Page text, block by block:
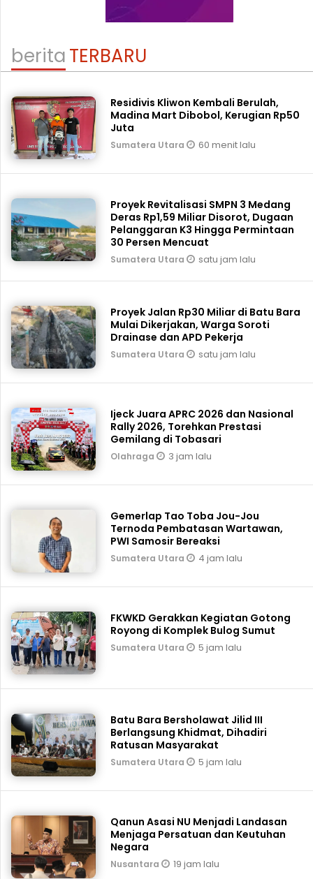
beritaTERBARU
Residivis Kliwon Kembali Berulah,
Madina Mart Dibobol, Kerugian Rp50
Juta
Sumatera Utara 60 menit lalu
Proyek Revitalisasi SMPN 3 Medang
Deras Rp1,59 Miliar Disorot, Dugaan
Pelanggaran K3 Hingga Permintaan
30 Persen Mencuat
Sumatera Utara satu jam lalu
Proyek Jalan Rp30 Miliar di Batu Bara
Mulai Dikerjakan, Warga Soroti
Drainase dan APD Pekerja
Sumatera Utara satu jam lalu
Ijeck Juara APRC 2026 dan Nasional
Rally 2026, Torehkan Prestasi
Gemilang di Tobasari
Olahraga 3 jam lalu
Gemerlap Tao Toba Jou-Jou
Ternoda Pembatasan Wartawan,
PWI Samosir Bereaksi
Sumatera Utara 4 jam lalu
FKWKD Gerakkan Kegiatan Gotong
Royong di Komplek Bulog Sumut
Sumatera Utara 5 jam lalu
Batu Bara Bersholawat Jilid III
Berlangsung Khidmat, Dihadiri
Ratusan Masyarakat
Sumatera Utara 5 jam lalu
Qanun Asasi NU Menjadi Landasan
Menjaga Persatuan dan Keutuhan
Negara
Nusantara 19 jam lalu